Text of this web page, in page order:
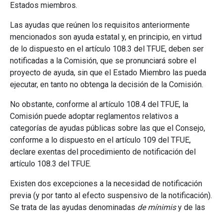
Estados miembros.
Las ayudas que reúnen los requisitos anteriormente
mencionados son ayuda estatal y, en principio, en virtud
de lo dispuesto en el artículo 108.3 del TFUE, deben ser
notificadas a la Comisión, que se pronunciará sobre el
proyecto de ayuda, sin que el Estado Miembro las pueda
ejecutar, en tanto no obtenga la decisión de la Comisión.
No obstante, conforme al artículo 108.4 del TFUE, la
Comisión puede adoptar reglamentos relativos a
categorías de ayudas públicas sobre las que el Consejo,
conforme a lo dispuesto en el artículo 109 del TFUE,
declare exentas del procedimiento de notificación del
artículo 108.3 del TFUE.
Existen dos excepciones a la necesidad de notificación
previa (y por tanto al efecto suspensivo de la notificación).
Se trata de las ayudas denominadas de mínimisy de las